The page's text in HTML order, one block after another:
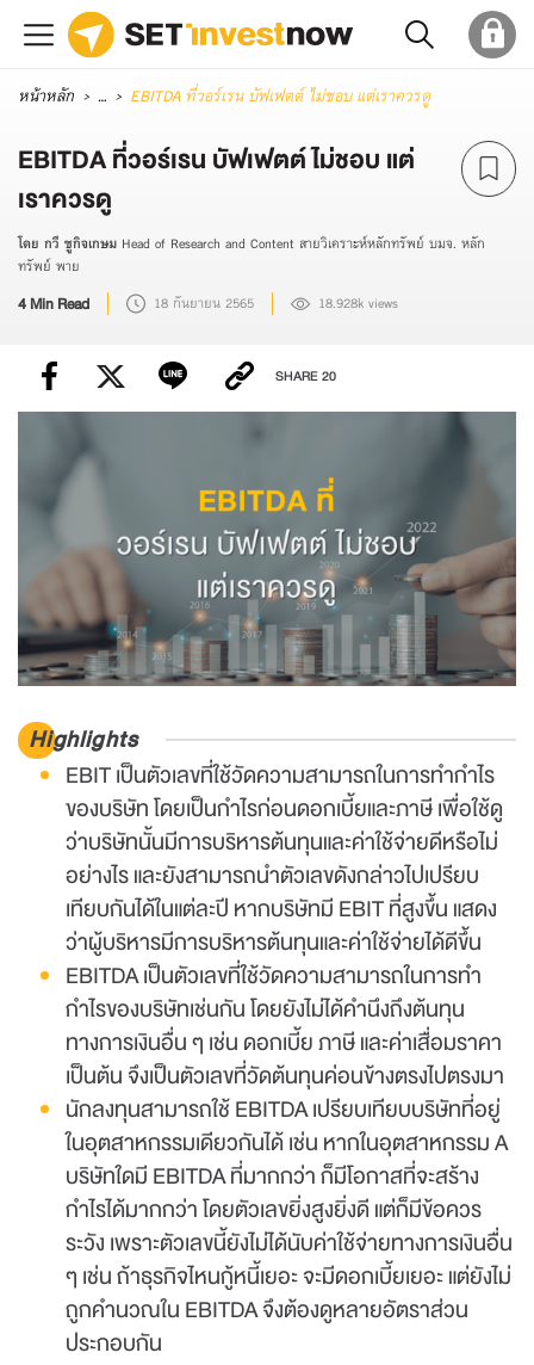
หน้าหลัก ... EBITDA ที่วอร์เรน บัฟเฟตต์ ไม่ชอบ แต่เราควรดู
EBITDA ที่วอร์เรน บัฟเฟตต์ ไม่ชอบ แต่
เราควรดู
โดย กวี ชูกิจเกษม Head of Research and Content สายวิเคราะห์หลักทรัพย์ บมจ. หลัก
ทรัพย์ พาย
4 Min Read 18 กันยายน 2565 18.928k views
SHARE20
Highlights
EBIT เป็นตัวเลขที่ใช้วัดความสามารถในการทำกำไร
ของบริษัท โดยเป็นกำไรก่อนดอกเบี้ยและภาษี เพื่อใช้ดู
ว่าบริษัทนั้นมีการบริหารต้นทุนและค่าใช้จ่ายดีหรือไม่
อย่างไร และยังสามารถนำตัวเลขดังกล่าวไปเปรียบ
เทียบกันได้ในแต่ละปี หากบริษัทมี EBIT ที่สูงขึ้น แสดง
ว่าผู้บริหารมีการบริหารต้นทุนและค่าใช้จ่ายได้ดีขึ้น
EBITDA เป็นตัวเลขที่ใช้วัดความสามารถในการทำ
กำไรของบริษัทเช่นกัน โดยยังไม่ได้คำนึงถึงต้นทุน
ทางการเงินอื่น ๆ เช่น ดอกเบี้ย ภาษี และค่าเสื่อมราคา
เป็นต้น จึงเป็นตัวเลขที่วัดต้นทุนค่อนข้างตรงไปตรงมา
นักลงทุนสามารถใช้ EBITDA เปรียบเทียบบริษัทที่อยู่
ในอุตสาหกรรมเดียวกันได้ เช่น หากในอุตสาหกรรม A
บริษัทใดมี EBITDA ที่มากกว่า ก็มีโอกาสที่จะสร้าง
กำไรได้มากกว่า โดยตัวเลขยิ่งสูงยิ่งดี แต่ก็มีข้อควร
ระวัง เพราะตัวเลขนี้ยังไม่ได้นับค่าใช้จ่ายทางการเงินอื่น
ๆ เช่น ถ้าธุรกิจไหนกู้หนี้เยอะ จะมีดอกเบี้ยเยอะ แต่ยังไม่
ถูกคำนวณใน EBITDA จึงต้องดูหลายอัตราส่วน
ประกอบกัน